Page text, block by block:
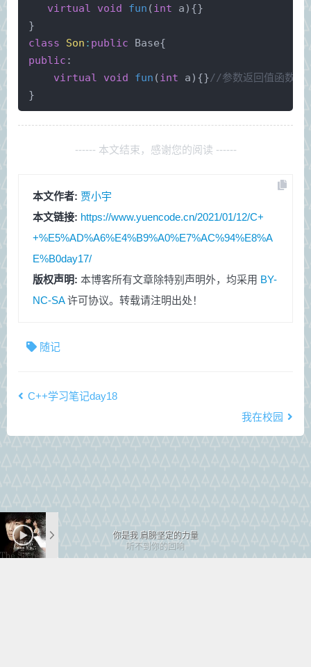
你是我 肩膀坚定的力量
听不到你的回响
还真说不出晚安
virtual
void fun (int a) {}
}
class
Son : public Base{
public :
virtual
void fun (int a) {}//参数返回值函数名
}
------ 本文结束，感谢您的阅读 ------
本文作者: 贾小宇
本文链接: https://www.yuencode.cn/2021/01/12/C+
+%E5%AD%A6%E4%B9%A0%E7%AC%94%E8%A
E%B0day17/
版权声明: 本博客所有文章除特别声明外，均采用 BY-
NC-SA许可协议。转载请注明出处！
随记
C++学习笔记day18
我在校园